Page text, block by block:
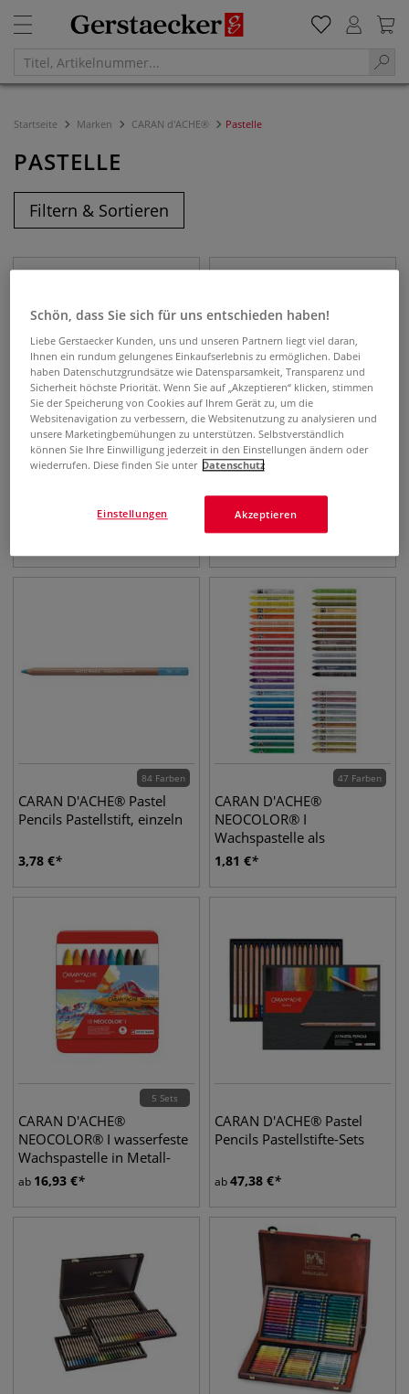
Startseite Marken CARAN d'ACHE® Pastelle
PASTELLE
Filtern & Sortieren
86 Farben
wasservermalbare
NEOCOLOR® II
wasservermalbare
Wachspastelle, Metall-Etuis
84 Farben
CARAN D'ACHE® Pastel
Pencils Pastellstift, einzeln
3,78 €
47 Farben
CARAN D'ACHE®
NEOCOLOR® I
Wachspastelle als
Einzelkreiden
1,81 €
5 Sets
CARAN D'ACHE®
NEOCOLOR® I wasserfeste
Wachspastelle in Metall-
Etuis
ab 16,93 €
CARAN D'ACHE® Pastel
Pencils Pastellstifte-Sets
ab47,38 €
Schön, dass Sie sich für uns entschieden haben!
Liebe Gerstaecker Kunden, uns und unseren Partnern liegt viel daran,
Ihnen ein rundum gelungenes Einkaufserlebnis zu ermöglichen. Dabei
haben Datenschutzgrundsätze wie Datensparsamkeit, Transparenz und
Sicherheit höchste Priorität. Wenn Sie auf „Akzeptieren“ klicken, stimmen
Sie der Speicherung von Cookies auf Ihrem Gerät zu, um die
Websitenavigation zu verbessern, die Websitenutzung zu analysieren und
unsere Marketingbemühungen zu unterstützen. Selbstverständlich
können Sie Ihre Einwilligung jederzeit in den Einstellungen ändern oder
wiederrufen. Diese finden Sie unter Datenschutz
Akzeptieren
Einstellungen